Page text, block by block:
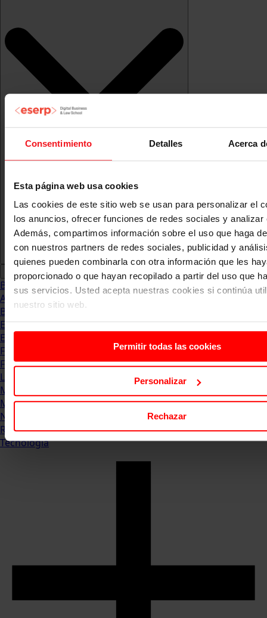
Consentimiento Detalles Acerca
Esta página web usa cookies
Las cookies de este sitio web se usan para personalizar el
los anuncios, ofrecer funciones de redes sociales y analizar
Además, compartimos información sobre el uso que haga
con nuestros partners de redes sociales, publicidad y
quienes pueden combinarla con otra información que les
proporcionado o que hayan recopilado a partir del uso que
sus servicios. Usted acepta nuestras cookies si continúa
nuestro sitio web.
Permitir todas las cookies
Personalizar
Rechazar
Blog
Abogacia
Business
Empleo & Emprendimiento
Empresas
Finanzas
Formación & Estudios
Luxury
Management
Marketing & Comunicación
Negocios
Recursos Humanos
Tecnología